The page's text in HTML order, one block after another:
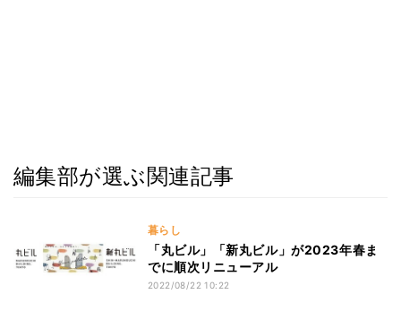
編集部が選ぶ関連記事
暮らし
「丸ビル」「新丸ビル」が2023年春ま
でに順次リニューアル
2022/08/22 10:22